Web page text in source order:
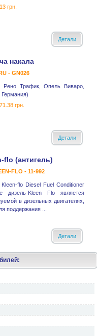
грн.
Детали
накала
- GN026
Рено Трафик, Опель Виваро,
грн.
Детали
flo (антигель)
FLO - 11-992
flo Diesel Fuel Conditioner
дизель-Kleen Flo является
в дизельных двигателях,
поддержания ...
Детали